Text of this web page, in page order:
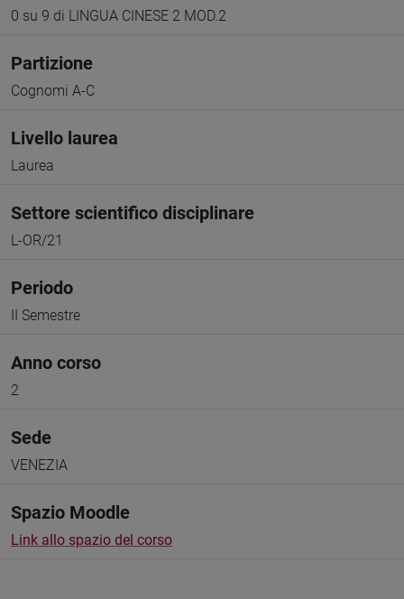
0 su 9 di LINGUA CINESE 2 MOD.2
Partizione
Cognomi A-C
Livello laurea
Laurea
Settore scientifico disciplinare
L-OR/21
Periodo
II Semestre
Anno corso
2
Sede
VENEZIA
Spazio Moodle
Link allo spazio del corso